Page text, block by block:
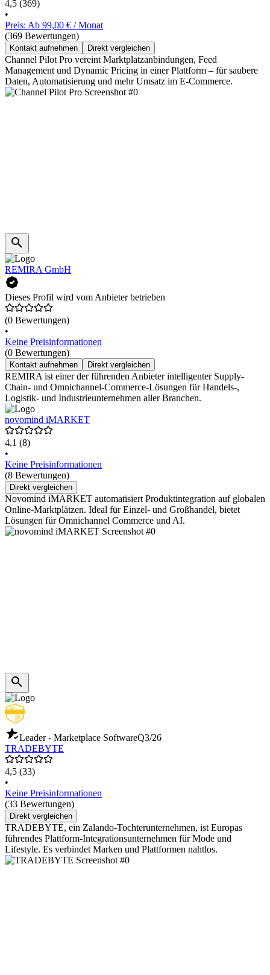
4,5 (369)
•
Preis: Ab 99,00 € / Monat
(369 Bewertungen)
Kontakt aufnehmen Direkt vergleichen
Channel Pilot Pro vereint Marktplatzanbindungen, Feed
Management und Dynamic Pricing in einer Plattform – für saubere
Daten, Automatisierung und mehr Umsatz im E‑Commerce.
REMIRA GmbH
Dieses Profil wird vom Anbieter betrieben
(0 Bewertungen)
•
Keine Preisinformationen
(0 Bewertungen)
Kontakt aufnehmen Direkt vergleichen
REMIRA ist einer der führenden Anbieter intelligenter Supply-
Chain- und Omnichannel-Commerce-Lösungen für Handels-,
Logistik- und Industrieunternehmen aller Branchen.
novomind iMARKET
4,1 (8)
•
Keine Preisinformationen
(8 Bewertungen)
Direkt vergleichen
Novomind iMARKET automatisiert Produktintegration auf globalen
Online-Marktplätzen. Ideal für Einzel- und Großhandel, bietet
Lösungen für Omnichannel Commerce und AI.
Leader - Marketplace SoftwareQ3/26
TRADEBYTE
4,5 (33)
•
Keine Preisinformationen
(33 Bewertungen)
Direkt vergleichen
TRADEBYTE, ein Zalando-Tochterunternehmen, ist Europas
führendes Plattform-Integrationsunternehmen für Mode und
Lifestyle. Es verbindet Marken und Plattformen nahtlos.